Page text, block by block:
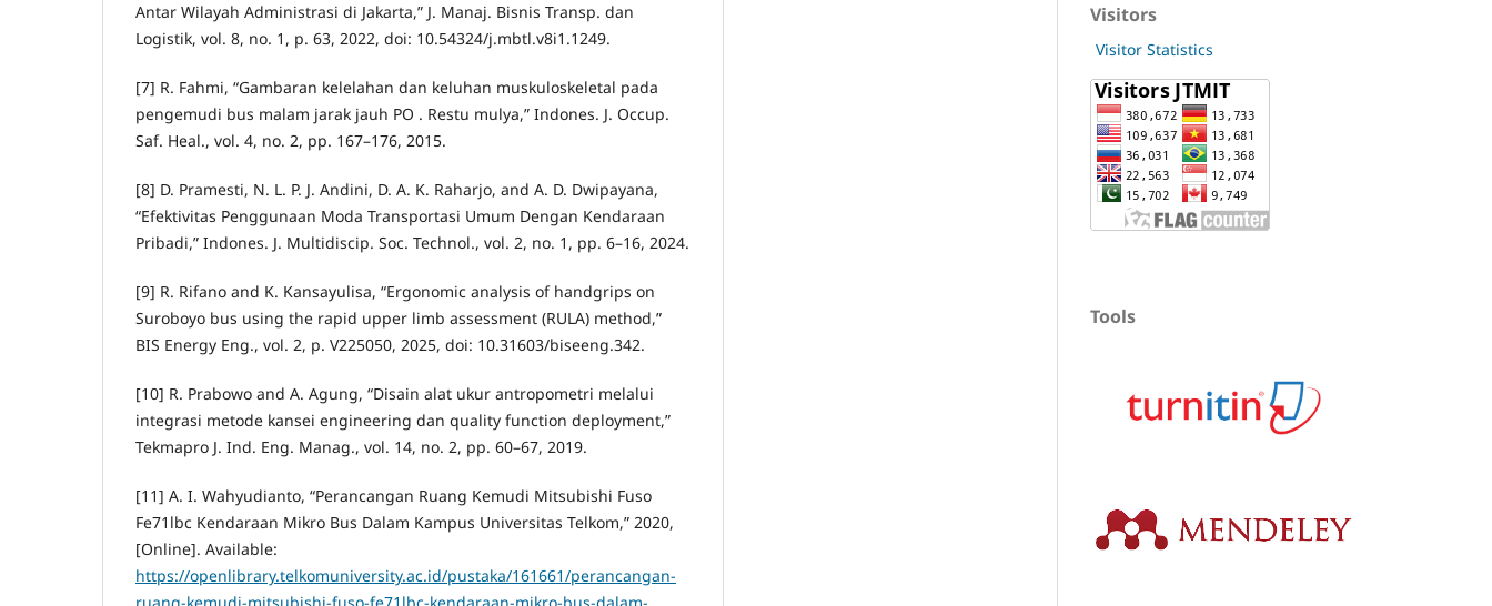
Antar Wilayah Administrasi di Jakarta,” J. Manaj. Bisnis Transp. dan
Logistik, vol. 8, no. 1, p. 63, 2022, doi: 10.54324/j.mbtl.v8i1.1249.
[7] R. Fahmi, “Gambaran kelelahan dan keluhan muskuloskeletal pada
pengemudi bus malam jarak jauh PO . Restu mulya,” Indones. J. Occup.
Saf. Heal., vol. 4, no. 2, pp. 167–176, 2015.
[8] D. Pramesti, N. L. P. J. Andini, D. A. K. Raharjo, and A. D. Dwipayana,
“Efektivitas Penggunaan Moda Transportasi Umum Dengan Kendaraan
Pribadi,” Indones. J. Multidiscip. Soc. Technol., vol. 2, no. 1, pp. 6–16, 2024.
[9] R. Rifano and K. Kansayulisa, “Ergonomic analysis of handgrips on
Suroboyo bus using the rapid upper limb assessment (RULA) method,”
BIS Energy Eng., vol. 2, p. V225050, 2025, doi: 10.31603/biseeng.342.
[10] R. Prabowo and A. Agung, “Disain alat ukur antropometri melalui
integrasi metode kansei engineering dan quality function deployment,”
Tekmapro J. Ind. Eng. Manag., vol. 14, no. 2, pp. 60–67, 2019.
[11] A. I. Wahyudianto, “Perancangan Ruang Kemudi Mitsubishi Fuso
Fe71lbc Kendaraan Mikro Bus Dalam Kampus Universitas Telkom,” 2020,
[Online]. Available:
https://openlibrary.telkomuniversity.ac.id/pustaka/161661/perancangan-
Visitors
Visitor Statistics
Tools